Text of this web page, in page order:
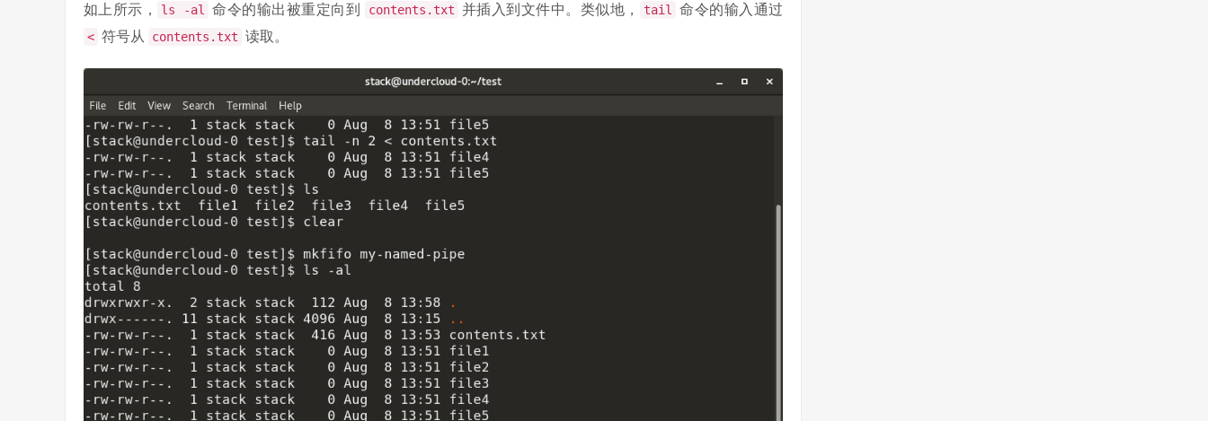
如上所示， ls -al 命令的输出被重定向到 contents.txt 并插入到文件中。类似地， tail 命令的输入通过
< 符号从 contents.txt 读取。